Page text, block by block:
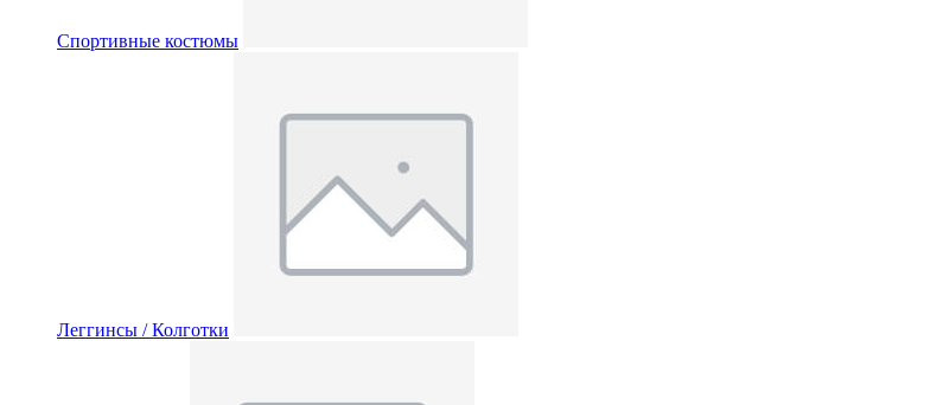
Спортивные костюмы
Леггинсы / Колготки